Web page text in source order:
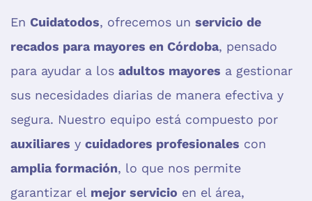
En Cuidatodos, ofrecemos un servicio de
recados para mayores en Córdoba, pensado
para ayudar a los adultos mayores a gestionar
sus necesidades diarias de manera efectiva y
segura. Nuestro equipo está compuesto por
auxiliares y cuidadores profesionales con
amplia formación, lo que nos permite
garantizar el mejor servicio en el área,